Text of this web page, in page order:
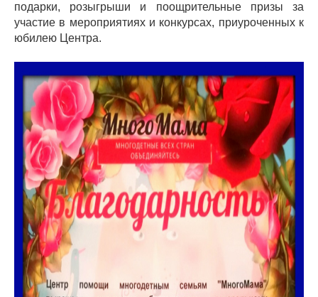
подарки, розыгрыши и поощрительные призы за
участие в мероприятиях и конкурсах, приуроченных к
юбилею Центра.